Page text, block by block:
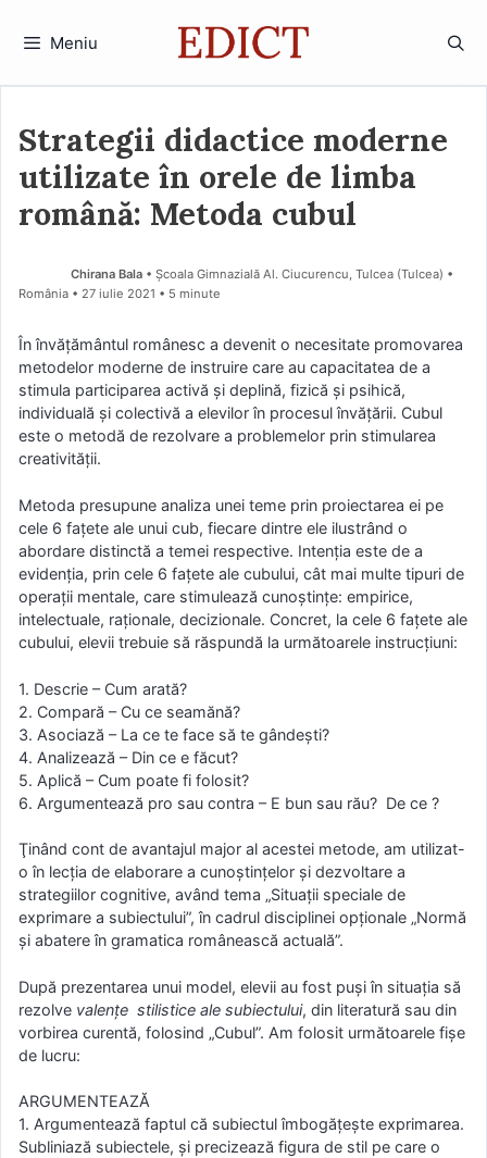
Meniu
Strategii didactice moderne
utilizate în orele de limba
română: Metoda cubul
Chirana Bala • Școala Gimnazială Al. Ciucurencu, Tulcea (Tulcea) •
România
27 iulie 2021 • 5 minute
În învăţământul românesc a devenit o necesitate promovarea
metodelor moderne de instruire care au capacitatea de a
stimula participarea activă şi deplină, fizică şi psihică,
individuală şi colectivă a elevilor în procesul învăţării. Cubul
este o metodă de rezolvare a problemelor prin stimularea
creativităţii.
Metoda presupune analiza unei teme prin proiectarea ei pe
cele 6 faţete ale unui cub, fiecare dintre ele ilustrând o
abordare distinctă a temei respective. Intenţia este de a
evidenţia, prin cele 6 faţete ale cubului, cât mai multe tipuri de
operaţii mentale, care stimulează cunoştinţe: empirice,
intelectuale, raţionale, decizionale. Concret, la cele 6 faţete ale
cubului, elevii trebuie să răspundă la următoarele instrucţiuni:
1. Descrie – Cum arată?
2. Compară – Cu ce seamănă?
3. Asociază – La ce te face să te gândeşti?
4. Analizează – Din ce e făcut?
5. Aplică – Cum poate fi folosit?
6. Argumentează pro sau contra – E bun sau rău? De ce ?
Ţinând cont de avantajul major al acestei metode, am utilizat-
o în lecţia de elaborare a cunoştinţelor şi dezvoltare a
strategiilor cognitive, având tema „Situaţii speciale de
exprimare a subiectului”, în cadrul disciplinei opţionale „Normă
şi abatere în gramatica românească actuală”.
După prezentarea unui model, elevii au fost puşi în situaţia să
rezolve valenţe stilistice ale subiectului, din literatură sau din
vorbirea curentă, folosind „Cubul”. Am folosit următoarele fişe
de lucru:
ARGUMENTEAZĂ
1. Argumentează faptul că subiectul îmbogăţeşte exprimarea.
Subliniază subiectele, şi precizează figura de stil pe care o